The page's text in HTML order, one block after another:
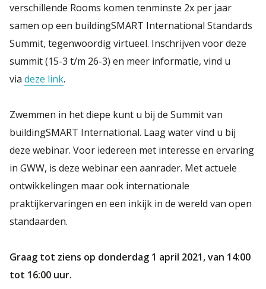
verschillende Rooms komen tenminste 2x per jaar
samen op een buildingSMART International Standards
Summit, tegenwoordig virtueel. Inschrijven voor deze
summit (15-3 t/m 26-3) en meer informatie, vind u
via deze link.
Zwemmen in het diepe kunt u bij de Summit van
buildingSMART International. Laag water vind u bij
deze webinar. Voor iedereen met interesse en ervaring
in GWW, is deze webinar een aanrader. Met actuele
ontwikkelingen maar ook internationale
praktijkervaringen en een inkijk in de wereld van open
standaarden.
Graag tot ziens op donderdag 1 april 2021, van 14:00
tot 16:00 uur.